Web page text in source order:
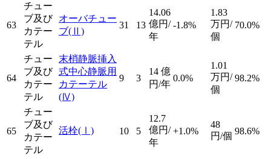
63
チュー
ブ及び
カテー
テル
オーバチュー
ブ(Ⅱ)
31 13
14.06
億円/
年
-1.8%
1.83
万円/
個
70.0%
64
チュー
ブ及び
カテー
テル
末梢静脈挿入
式中心静脈用
カテーテル
(Ⅳ)
9 3
14 億
円/年
0.0%
1.01
万円/
個
98.2%
65
チュー
ブ及び
カテー
テル
活栓(Ⅰ) 10 5
12.7
億円/
年
+1.0%
48
円/個 98.6%